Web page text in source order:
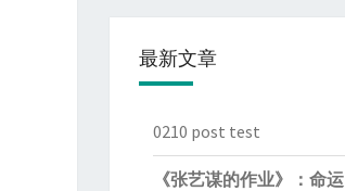
最新文章
0210 post test
《张艺谋的作业》：命运